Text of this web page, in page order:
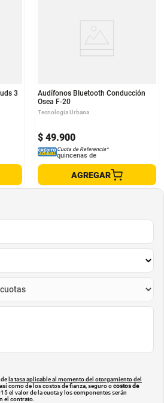
3
Audífonos Bluetooth Conducción
Osea F-20
Tecnologia Urbana
$ 49.900
Cuota de Referencia*
quincenas de
AGREGAR
la tasa aplicable al momento del otorgamiento del
como de los costos de fianza, seguro ocostos de
el valor de la cuota y los componentes serán
el contrato.